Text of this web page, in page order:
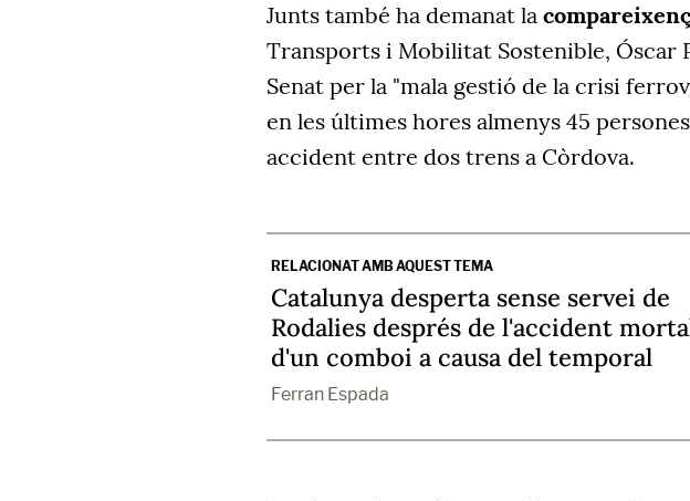
Junts també ha demanat la
Transports i Mobilitat Sostenible, Óscar
Senat per la "mala gestió de la crisi
en les últimes hores almenys 45
accident entre dos trens a Còrdova.
RELACIONAT AMB AQUEST TEMA
Catalunya desperta sense servei de
Rodalies després de l'accident
d'un comboi a causa del temporal
Ferran Espada